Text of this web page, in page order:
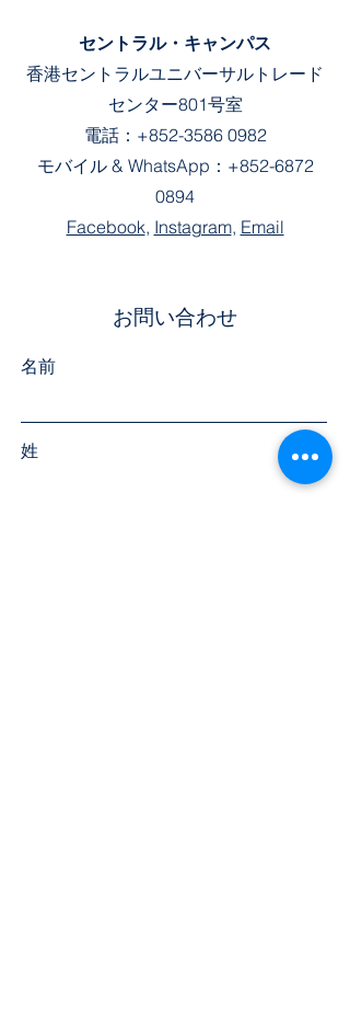
セントラル・キャンパス
香港セントラルユニバーサルトレード
センター801号室
電話： +852-3586 0982
モバイル & WhatsApp： +852-6872
0894
Facebook, Instagram, Email
お問い合わせ
名前
姓